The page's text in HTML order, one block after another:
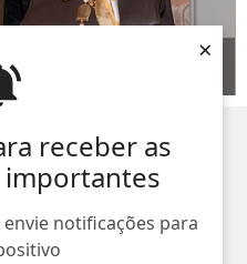
receber as
importantes
notificações para
×
Veja de que lado os
Ama Cuida